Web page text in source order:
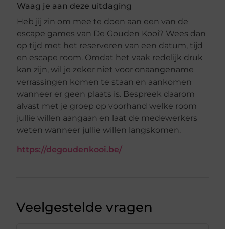
Waag je aan deze uitdaging
Heb jij zin om mee te doen aan een van de
escape games van De Gouden Kooi? Wees dan
op tijd met het reserveren van een datum, tijd
en escape room. Omdat het vaak redelijk druk
kan zijn, wil je zeker niet voor onaangename
verrassingen komen te staan en aankomen
wanneer er geen plaats is. Bespreek daarom
alvast met je groep op voorhand welke room
jullie willen aangaan en laat de medewerkers
weten wanneer jullie willen langskomen.
https://degoudenkooi.be/
Veelgestelde vragen